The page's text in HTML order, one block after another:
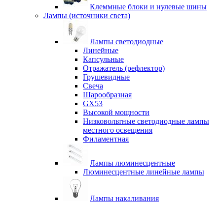
Клеммные блоки и нулевые шины
Лампы (источники света)
Лампы светодиодные
Линейные
Капсульные
Отражатель (рефлектор)
Грушевидные
Свеча
Шарообразная
GX53
Высокой мощности
Низковольтные светодиодные лампы
местного освещения
Филаментная
Лампы люминесцентные
Люминесцентные линейные лампы
Лампы накаливания